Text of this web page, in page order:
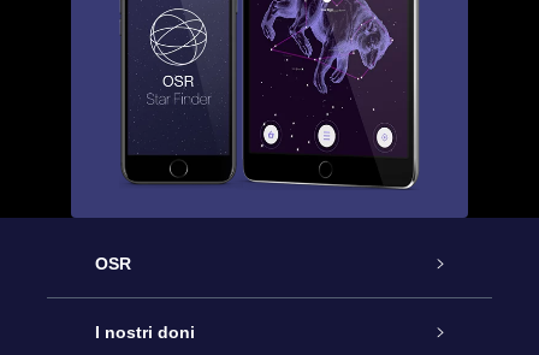
OSR
Assistenza
I nostri doni